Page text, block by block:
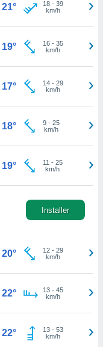
21° 18- 39
km/h
19° 16- 35
km/h
17° 14- 29
km/h
18° 9- 25
km/h
19° 11 - 25
km/h
Installer
20° 12- 29
km/h
22° 13- 45
km/h
22° 13- 53
km/h